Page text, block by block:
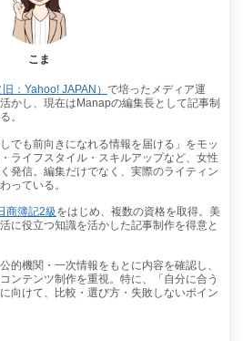
こま
：Yahoo! JAPAN） で培ったメディア運
かし、現在はManapの編集長として記事制
。
でも前向きになれる情報を届ける」をモッ
ライフスタイル・スキルアップなど、女性
発信。編集だけでなく、実際のライティン
っている。
商簿記2級をはじめ、複数の資格を取得。美
に役立つ知識を活かした記事制作を得意と
的機関・一次情報をもとに内容を確認し、
ンテンツ制作を重視。特に、「自分に合う
向けて、比較・選び方・失敗しないポイン